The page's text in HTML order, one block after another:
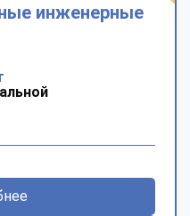
инженерные